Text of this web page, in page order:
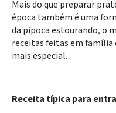
Mais do que preparar
época também é uma
da pipoca estourando, o
receitas feitas em família
mais especial.
Receita típica para